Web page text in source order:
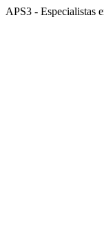
APS3 - Especialistas